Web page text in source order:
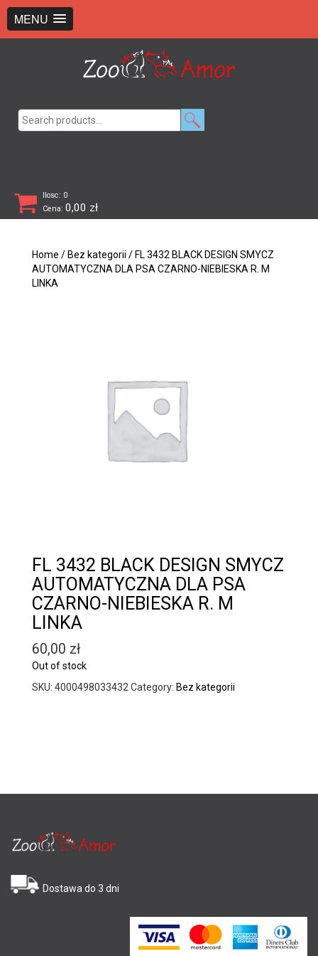
MENU
Ilosc: 0
Cena: 0,00 zł
Home / Bez kategorii / FL 3432 BLACK DESIGN SMYCZ
AUTOMATYCZNA DLA PSA CZARNO-NIEBIESKA R. M
LINKA
FL 3432 BLACK DESIGN SMYCZ
AUTOMATYCZNA DLA PSA
CZARNO-NIEBIESKA R. M
LINKA
60,00 zł
Out of stock
SKU: 4000498033432 Category: Bez kategorii
Dostawa do 3 dni